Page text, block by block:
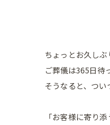
ちょっとお久しぶ
ご葬儀は365日待
そうなると、つ
「お客様に寄り添